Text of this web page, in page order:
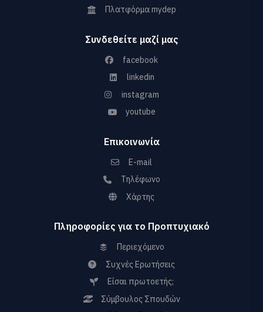
Πλατφόρμα mydep
Συνδεθείτε μαζί μας
facebook
linkedin
instagram
youtube
Επικοινωνία
E-mail
Τηλέφωνο
Χάρτης
Πληροφορίες για το Προπτυχιακό
Περιεχόμενο
Συχνές Ερωτήσεις
Είσαι πρωτοετής;
Σύμβουλος Σπουδών